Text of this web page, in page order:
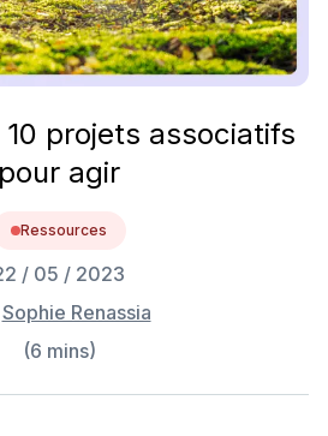
projets associatifs
pour agir
Ressources
/ 05 / 2023
Sophie Renassia
(6 mins)